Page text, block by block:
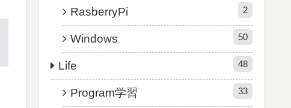
RasberryPi 2
Windows 50
Life 48
Program学習 33